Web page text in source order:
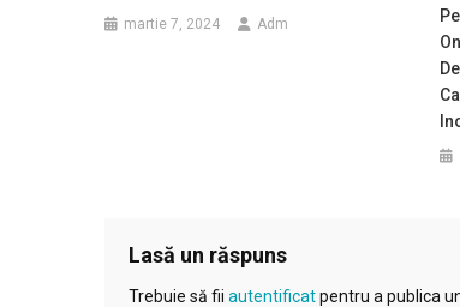
martie 7, 2024 Adm
Lasă un răspuns
Trebuie să fii autentificatpentru a publica